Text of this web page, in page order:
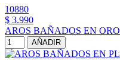
10880
$ 3.990
AROS BAÑADOS EN
AÑADIR